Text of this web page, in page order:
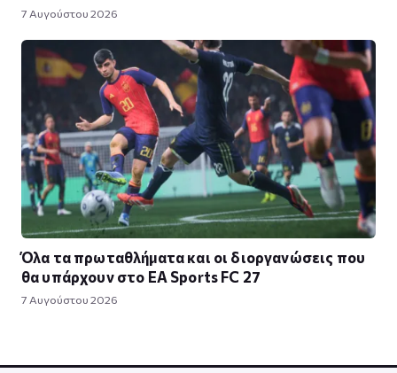
7 Αυγούστου 2026
Όλα τα πρωταθλήματα και οι διοργανώσεις που
θα υπάρχουν στο EA Sports FC 27
7 Αυγούστου 2026